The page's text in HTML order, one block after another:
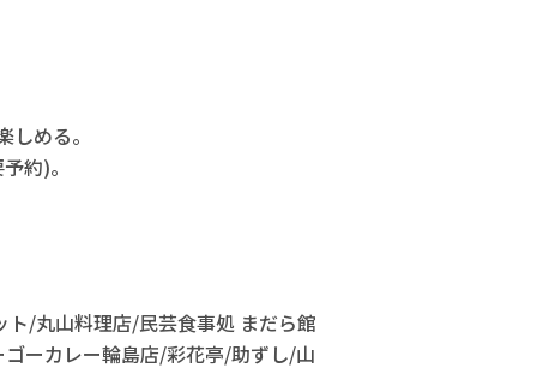
める。
約)。
/丸山料理店/民芸食事処 まだら館
ーカレー輪島店/彩花亭/助ずし/山